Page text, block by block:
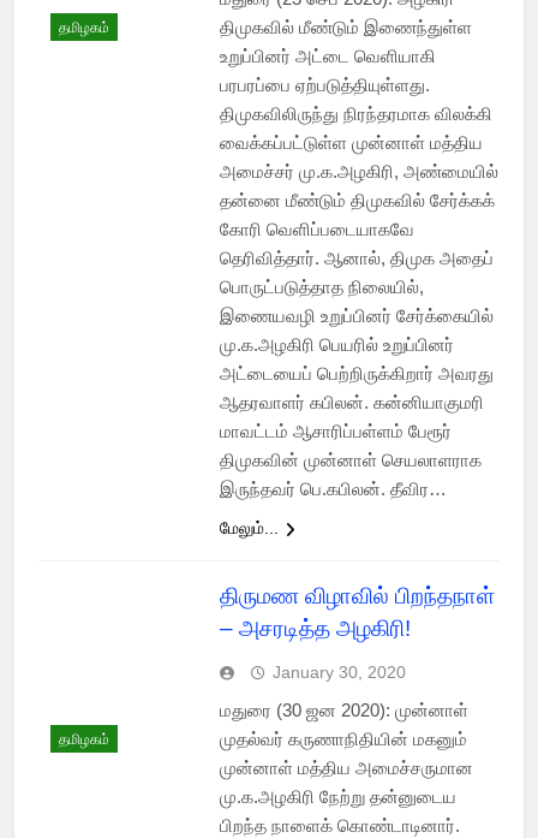
தமிழகம்
திமுகவில் மீண்டும் இணைந்துள்ள
உறுப்பினர் அட்டை வெளியாகி
பரபரப்பை ஏற்படுத்தியுள்ளது.
திமுகவிலிருந்து நிரந்தரமாக விலக்கி
வைக்கப்பட்டுள்ள முன்னாள் மத்திய
அமைச்சர் மு.க.அழகிரி, அண்மையில்
தன்னை மீண்டும் திமுகவில் சேர்க்கக்
கோரி வெளிப்படையாகவே
தெரிவித்தார். ஆனால், திமுக அதைப்
பொருட்படுத்தாத நிலையில்,
இணையவழி உறுப்பினர் சேர்க்கையில்
மு.க.அழகிரி பெயரில் உறுப்பினர்
அட்டையைப் பெற்றிருக்கிறார் அவரது
ஆதரவாளர் கபிலன். கன்னியாகுமரி
மாவட்டம் ஆசாரிப்பள்ளம் பேரூர்
திமுகவின் முன்னாள் செயலாளராக
இருந்தவர் பெ.கபிலன். தீவிர…
மேலும்...
தமிழகம்
திருமண விழாவில் பிறந்தநாள்
– அசரடித்த அழகிரி!
January 30, 2020
மதுரை (30 ஜன 2020): முன்னாள்
முதல்வர் கருணாநிதியின் மகனும்
முன்னாள் மத்திய அமைச்சருமான
மு.க.அழகிரி நேற்று தன்னுடைய
பிறந்த நாளைக் கொண்டாடினார்.